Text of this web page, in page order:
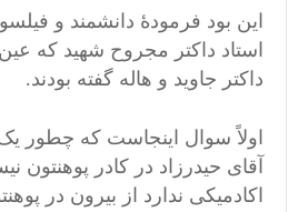
این بود فرمودۀ دانشمند و
استاد داکتر مجروح شهید که
داکتر جاوید و هاله گفته بودند.
اولاً سوال اینجاست که چطور
آقای حیدرزاد در کادر پوهنتون
اکادمیکی ندارد از بیرون در